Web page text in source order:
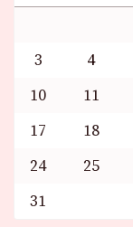
3
4
10
11
17
18
24
25
31